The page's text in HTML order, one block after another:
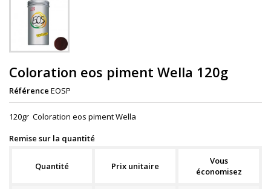
Coloration eos piment Wella 120g
Référence EOSP
120gr Coloration eos piment Wella
Remise sur la quantité
Quantité Prix unitaire
Vous
économisez